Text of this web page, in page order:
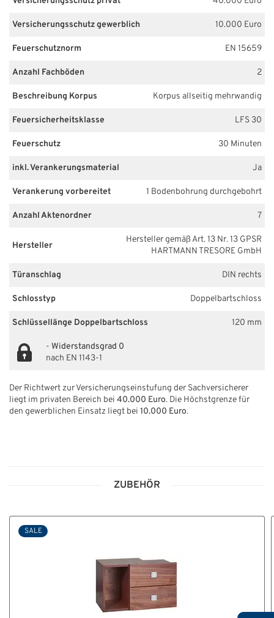
Versicherungsschutz gewerblich 10.000 Euro
Feuerschutznorm EN 15659
Anzahl Fachböden 2
Beschreibung Korpus Korpus allseitig mehrwandig
Feuersicherheitsklasse LFS 30
Feuerschutz 30 Minuten
inkl. Verankerungsmaterial Ja
Verankerung vorbereitet 1 Bodenbohrung durchgebohrt
Anzahl Aktenordner 7
Hersteller
Hersteller gemäß Art. 13 Nr. 13 GPSR
HARTMANN TRESORE GmbH
Türanschlag DIN rechts
Schlosstyp Doppelbartschloss
Schlüssellänge Doppelbartschloss 120 mm
- Widerstandsgrad 0
nach EN 1143-1
Der Richtwert zur Versicherungseinstufung der Sachversicherer
liegt im privaten Bereich bei 40.000 Euro. Die Höchstgrenze für
den gewerblichen Einsatz liegt bei 10.000 Euro.
ZUBEHÖR
SALE